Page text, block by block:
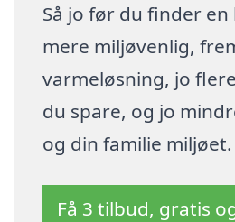
Så jo før du finder
mere miljøvenlig,
varmeløsning, jo
du spare, og jo
og din familie miljøet.
Få 3 tilbud, gratis